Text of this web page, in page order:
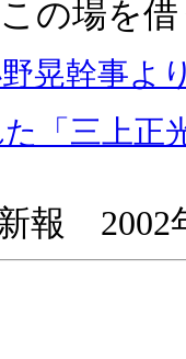
の場を
晃幹事よ
「三上正
報 2002